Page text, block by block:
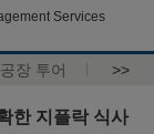
Services
공장 투어 >>
한 지플락 식사